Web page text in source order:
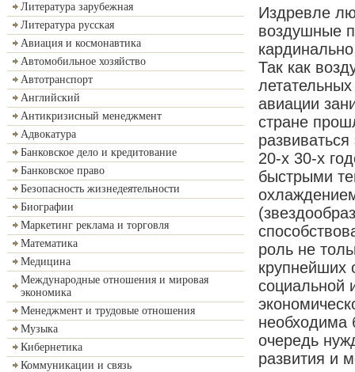
Литература зарубежная
Литература русская
Авиация и космонавтика
Автомобильное хозяйство
Автотранспорт
Английский
Антикризисный менеджмент
Адвокатура
Банковское дело и кредитование
Банковское право
Безопасность жизнедеятельности
Биографии
Маркетинг реклама и торговля
Математика
Медицина
Международные отношения и мировая
экономика
Менеджмент и трудовые отношения
Музыка
Кибернетика
Коммуникации и связь
Издревле
воздушные
Так как
авиации
стране
20-х 30-х
быстрыми
роль не
крупнейших
социальной
необходима
очередь
развития и